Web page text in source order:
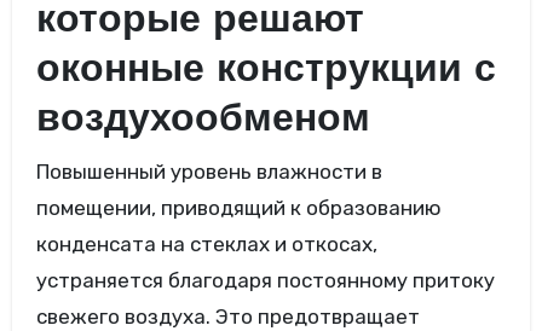
которые решают
оконные конструкции с
воздухообменом
Повышенный уровень влажности в
помещении, приводящий к образованию
конденсата на стеклах и откосах,
устраняется благодаря постоянному притоку
свежего воздуха. Это предотвращает